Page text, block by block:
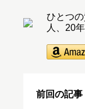
ひとつ
人、20
前回の記事